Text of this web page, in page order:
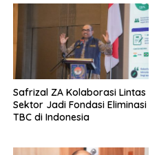
Safrizal ZA Kolaborasi Lintas
Sektor Jadi Fondasi Eliminasi
TBC di Indonesia